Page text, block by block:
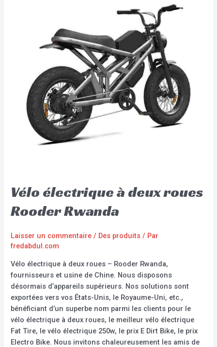
Vélo électrique à deux roues
Rooder Rwanda
Laisser un commentaire / Des produits / Par
fredabdul.com
Vélo électrique à deux roues – Rooder Rwanda,
fournisseurs et usine de Chine. Nous disposons
désormais d’appareils supérieurs. Nos solutions sont
exportées vers vos États-Unis, le Royaume-Uni, etc.,
bénéficiant d’un superbe nom parmi les clients pour le
vélo électrique à deux roues, le meilleur vélo électrique
Fat Tire, le vélo électrique 250w, le prix E Dirt Bike, le prix
Electro Bike. Nous invitons chaleureusement les amis de